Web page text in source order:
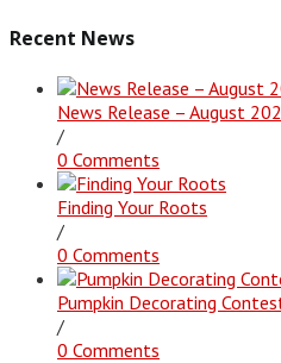
Recent News
News Release – August
/
0 Comments
Finding Your Roots
/
0 Comments
Pumpkin Decorating
/
0 Comments